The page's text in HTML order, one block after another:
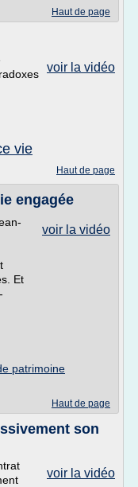
Haut de page
voir la vidéo
vie
Haut de page
engagée
voir la vidéo
Et
patrimoine
Haut de page
son
voir la vidéo